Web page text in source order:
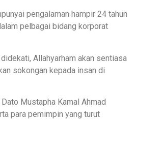
pengalaman hampir 24 tahun
pelbagai bidang korporat
Allahyarham akan sentiasa
sokongan kepada insan di
Mustapha Kamal Ahmad
para pemimpin yang turut